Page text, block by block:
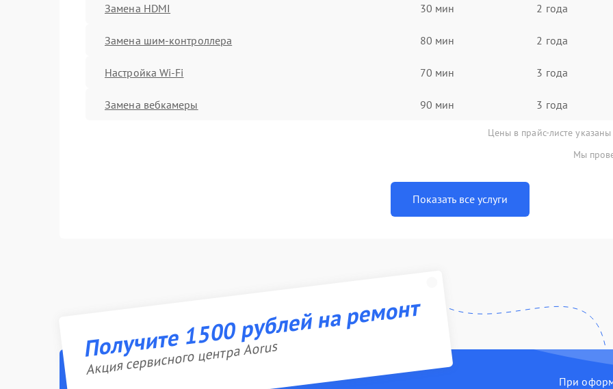
Замена HDMI 30 мин 2 года
Замена шим-контроллера 80 мин 2 года
Настройка Wi-Fi 70 мин 3 года
Замена вебкамеры 90 мин 3 года
Цены в прайс-листе
Мы
Показать все услуги
Получите 1500 рублей на ремонт
Акция сервисного центра Aorus
При